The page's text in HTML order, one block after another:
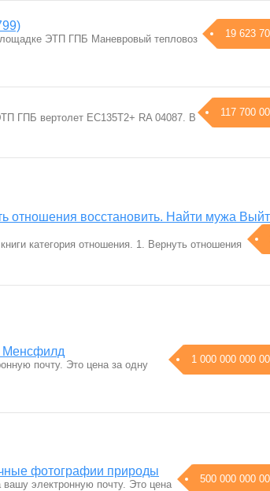
19 623
ЭТП ГПБ Маневровый тепловоз
117 700
ГПБ вертолет ЕС135Т2+ RA 04087. В
отношения восстановить. Найти мужа
категория отношения. 1. Вернуть отношения
Менсфилд
1 000 000 000
почту. Это цена за одну
фотографии природы
500 000 000
электронную почту. Это цена